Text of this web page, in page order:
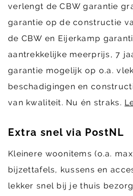
verlengt de CBW garantie
garantie op de constructie
de CBW en Eijerkamp
aantrekkelijke meerprijs, 7
garantie mogelijk op o.a.
beschadigingen en
van kwaliteit. Nu én straks.
Extra snel via PostNL
Kleinere woonitems (o.a.
bijzettafels, kussens en
lekker snel bij je thuis